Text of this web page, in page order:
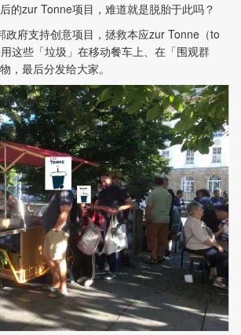
的zur Tonne项目，难道就是脱胎于此吗？
政府支持创意项目，拯救本应zur Tonne（to
这些「垃圾」在移动餐车上、在「围观群
，最后分发给大家。